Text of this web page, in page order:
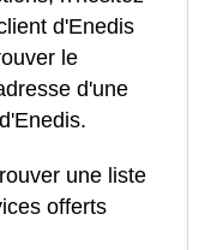
d'Enedis
le
d'une
une liste
offerts